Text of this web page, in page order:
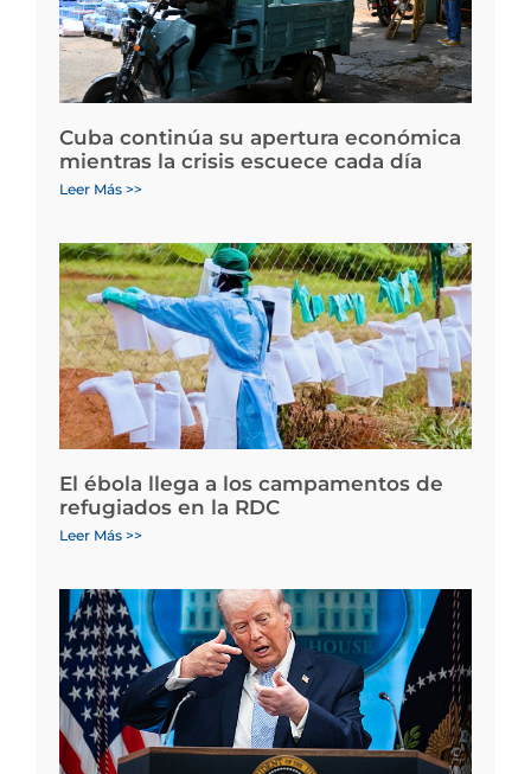
Cuba continúa su apertura económica
mientras la crisis escuece cada día
Leer Más >>
El ébola llega a los campamentos de
refugiados en la RDC
Leer Más >>